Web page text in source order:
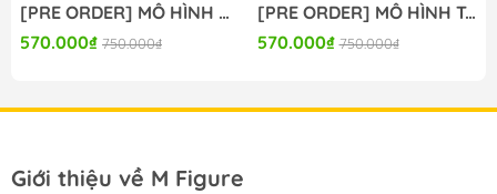
[PRE ORDER] MÔ HÌNH Seitokai ni mo Ana wa Aru! - Kotobuki Hisako - BiCute Bunnies (FuRyu) FIGURE CHÍNH HÃNG
570.000₫ 750.000₫
[PRE ORDER] MÔ HÌNH To Aru Kagaku no Railgun - Misaka Mikoto - Moflock - Fluffy Bunny Ver. (Taito) FIGURE CHÍNH HÃNG
570.000₫ 750.000₫
Giới thiệu về M Figure